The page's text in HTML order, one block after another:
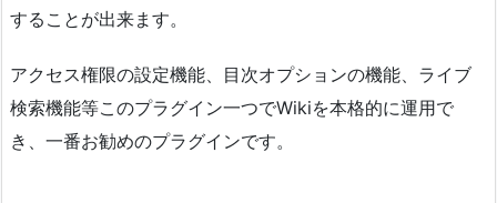
することが出来ます。
アクセス権限の設定機能、目次オプションの機能、ライブ
検索機能等このプラグイン一つでWikiを本格的に運用で
き、一番お勧めのプラグインです。